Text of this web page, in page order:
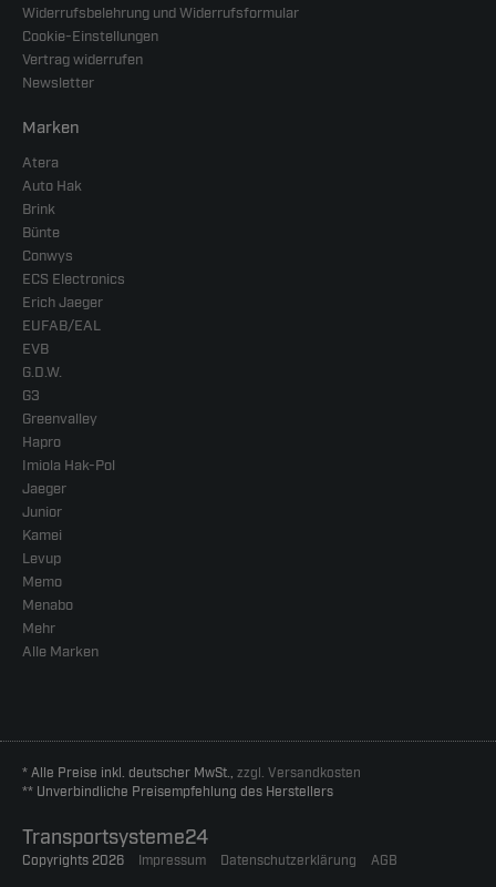
Widerrufsbelehrung und Widerrufsformular
Cookie-Einstellungen
Vertrag widerrufen
Newsletter
Marken
Atera
Auto Hak
Brink
Bünte
Conwys
ECS Electronics
Erich Jaeger
EUFAB/EAL
EVB
G.D.W.
G3
Greenvalley
Hapro
Imiola Hak-Pol
Jaeger
Junior
Kamei
Levup
Memo
Menabo
Mehr
Alle Marken
* Alle Preise inkl. deutscher MwSt., zzgl. Versandkosten
** Unverbindliche Preisempfehlung des Herstellers
Transportsysteme24
Copyrights 2026 Impressum Datenschutzerklärung AGB